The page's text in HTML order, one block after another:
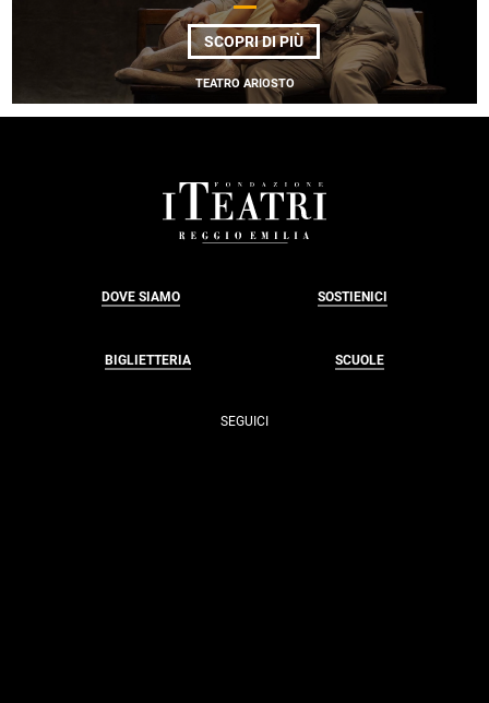
SCOPRI DI PIÙDI
BOVARY
TEATRO ARIOSTO
DOVE SIAMO SOSTIENICI
BIGLIETTERIA SCUOLE
SEGUICI